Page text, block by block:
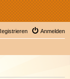
Anmelden